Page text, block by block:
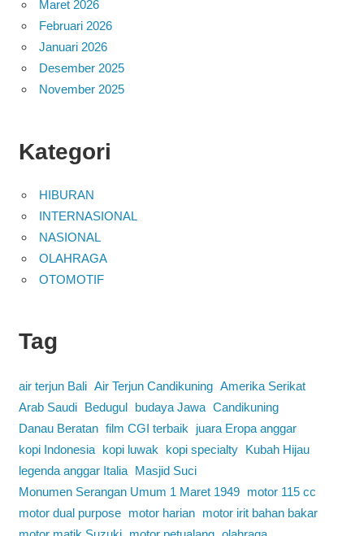
Maret 2026
Februari 2026
Januari 2026
Desember 2025
November 2025
Kategori
HIBURAN
INTERNASIONAL
NASIONAL
OLAHRAGA
OTOMOTIF
Tag
air terjun Bali Air Terjun Candikuning Amerika Serikat
Arab Saudi
Bedugul budaya Jawa Candikuning
Danau Beratan film CGI terbaik
juara Eropa anggar
kopi Indonesia
kopi luwak kopi specialty
Kubah Hijau
legenda anggar Italia
Masjid Suci
Monumen Serangan Umum 1 Maret 1949
motor 115 cc
motor dual purpose
motor harian
motor irit bahan bakar